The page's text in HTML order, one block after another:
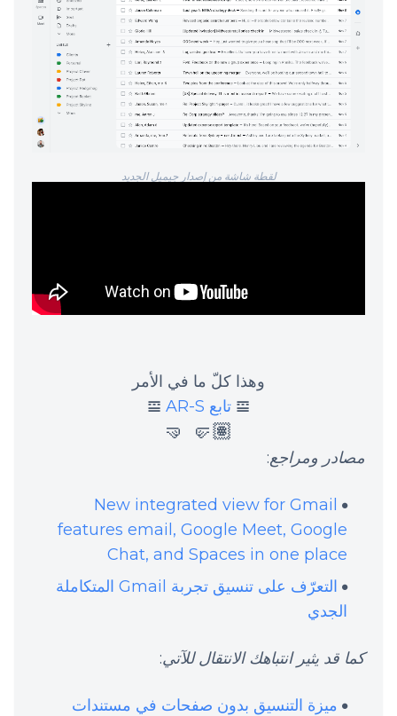
لقطة شاشة من إصدار جيميل الجديد
وهذا كلّ ما في الأمر
𝌘 تابع AR-S 𝌘
🤛🏽 🤜
مصادر ومراجع:
New integrated view for Gmail
features email, Google Meet, Google
Chat, and Spaces in one place
التعرّف على تنسيق تجربة Gmail المتكاملة
الجدي
كما قد يثير انتباهك الانتقال للآتي:
ميزة التنسيق بدون صفحات في مستندات